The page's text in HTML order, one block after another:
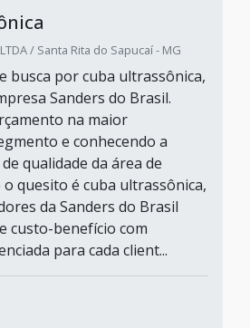
/ Santa Rita do Sapucaí - MG
busca por cuba ultrassônica,
Sanders do Brasil.
na maior
e conhecendo a
qualidade da área de
quesito é cuba ultrassônica,
da Sanders do Brasil
custo-benefício com
para cada client...